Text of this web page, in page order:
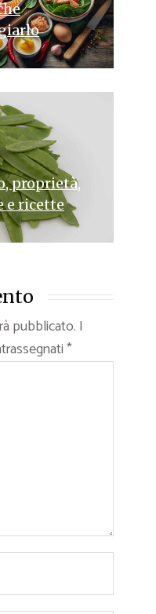
proprietà,
e ricette
pubblicato. I
*